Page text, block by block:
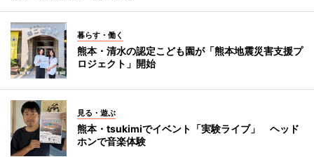
暮らす・働く
熊本・清水の認定こども園が「熊本地震災害支援プ
ロジェクト」開始
見る・遊ぶ
熊本・tsukimiでイベント「実験ライブ」 ヘッド
ホンで音楽体験